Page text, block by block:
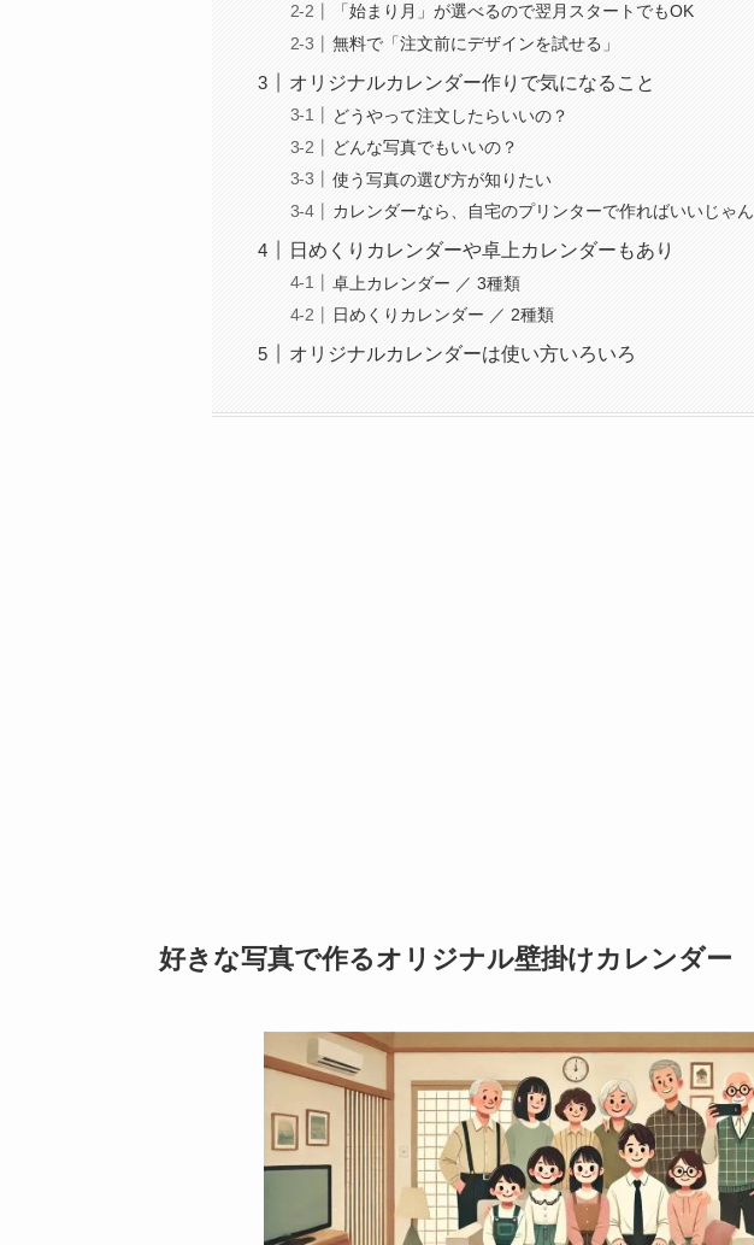
「始まり月」が選べるので翌月スタートでもOK
無料で「注文前にデザインを試せる」
オリジナルカレンダー作りで気になること
どうやって注文したらいいの？
どんな写真でもいいの？
使う写真の選び方が知りたい
カレンダーなら、自宅のプリンターで作ればいいじゃん
日めくりカレンダーや卓上カレンダーもあり
卓上カレンダー ／ 3種類
日めくりカレンダー ／ 2種類
オリジナルカレンダーは使い方いろいろ
好きな写真で作るオリジナル壁掛けカレンダー